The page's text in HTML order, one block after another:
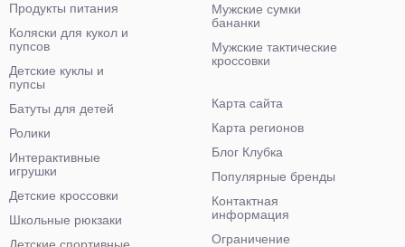
Мужские сумки
бананки
Мужские тактические
кроссовки
Продукты питания
Коляски для кукол и
пупсов
Детские куклы и
пупсы
Батуты для детей
Ролики
Интерактивные
игрушки
Детские кроссовки
Школьные рюкзаки
Карта сайта
Карта регионов
Блог Клубка
Популярные бренды
Контактная
информация
Ограничение